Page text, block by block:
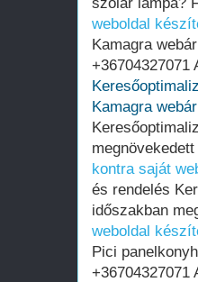
weboldal
Kamagra
+36704327071
Kamagra
kontra saját
és rendelés
időszakban
weboldal
Pici